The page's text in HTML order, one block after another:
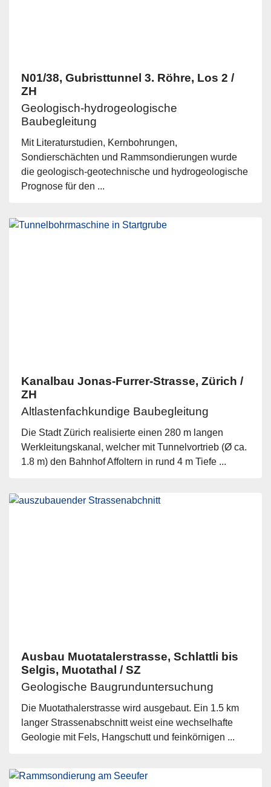
N01/38, Gubristtunnel 3. Röhre, Los 2 /
ZH
Geologisch-hydrogeologische
Baubegleitung
Mit Literaturstudien, Kernbohrungen,
Sondierschächten und Rammsondierungen wurde
die geologisch-geotechnische und hydrogeologische
Prognose für den ...
Kanalbau Jonas-Furrer-Strasse, Zürich /
ZH
Altlastenfachkundige Baubegleitung
Die Stadt Zürich realisierte einen 280 m langen
Werkleitungskanal, welcher mit Tunnelvortrieb (Ø ca.
1.8 m) den Bahnhof Affoltern in rund 4 m Tiefe ...
Ausbau Muotatalerstrasse, Schlattli bis
Selgis, Muotathal / SZ
Geologische Baugrunduntersuchung
Die Muotathalerstrasse wird ausgebaut. Ein 1.5 km
langer Strassenabschnitt weist eine wechselhafte
Geologie mit Fels, Hangschutt und feinkörnigen ...